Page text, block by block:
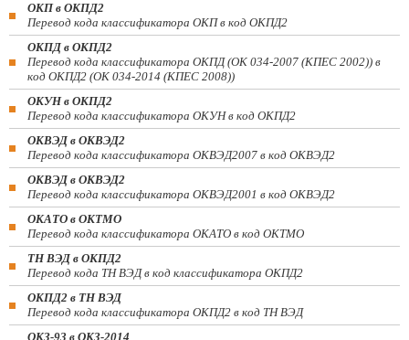
ОКП в ОКПД2
Перевод кода классификатора ОКП в код ОКПД2
ОКПД в ОКПД2
Перевод кода классификатора ОКПД (ОК 034-2007 (КПЕС 2002)) в
код ОКПД2 (ОК 034-2014 (КПЕС 2008))
ОКУН в ОКПД2
Перевод кода классификатора ОКУН в код ОКПД2
ОКВЭД в ОКВЭД2
Перевод кода классификатора ОКВЭД2007 в код ОКВЭД2
ОКВЭД в ОКВЭД2
Перевод кода классификатора ОКВЭД2001 в код ОКВЭД2
ОКАТО в ОКТМО
Перевод кода классификатора ОКАТО в код ОКТМО
ТН ВЭД в ОКПД2
Перевод кода ТН ВЭД в код классификатора ОКПД2
ОКПД2 в ТН ВЭД
Перевод кода классификатора ОКПД2 в код ТН ВЭД
ОКЗ-93 в ОКЗ-2014